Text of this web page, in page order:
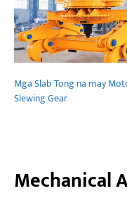
Mga Slab Tong na may
Slewing Gear
Mechanical